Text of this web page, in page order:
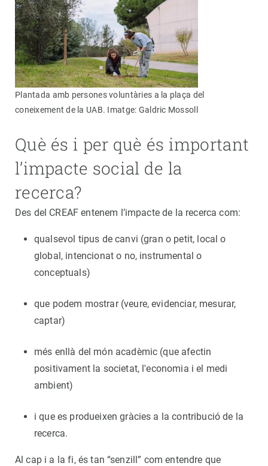
Plantada amb persones voluntàries a la plaça del
coneixement de la UAB. Imatge: Galdric Mossoll
Què és i per què és important
l’impacte social de la
recerca?
Des del CREAF entenem l’impacte de la recerca com:
qualsevol tipus de canvi (gran o petit, local o
global, intencionat o no, instrumental o
conceptuals)
que podem mostrar (veure, evidenciar, mesurar,
captar)
més enllà del món acadèmic (que afectin
positivament la societat, l'economia i el medi
ambient)
i que es produeixen gràcies a la contribució de la
recerca.
Al cap i a la fi, és tan “senzill” com entendre que